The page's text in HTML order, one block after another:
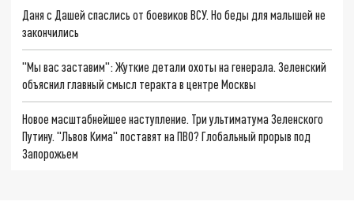
Даня с Дашей спаслись от боевиков ВСУ. Но беды для малышей не
закончились
"Мы вас заставим": Жуткие детали охоты на генерала. Зеленский
объяснил главный смысл теракта в центре Москвы
Новое масштабнейшее наступление. Три ультиматума Зеленского
Путину. "Львов Кима" поставят на ПВО? Глобальный прорыв под
Запорожьем